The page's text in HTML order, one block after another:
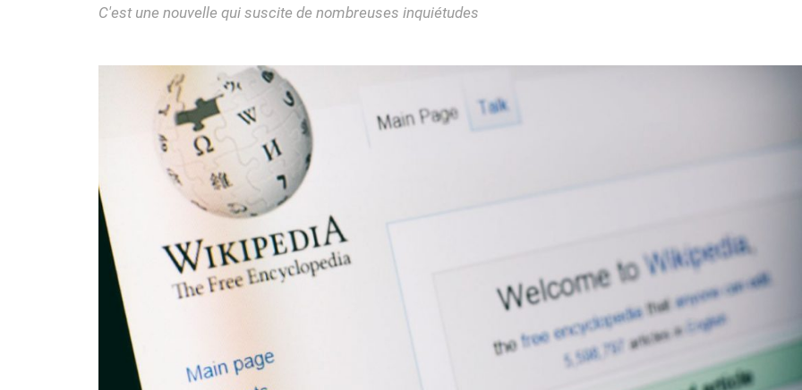
C'est une nouvelle qui suscite de nombreuses inquiétudes